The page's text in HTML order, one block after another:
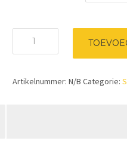
schroevendraaier
kling
Artikelnummer: N/B Categorie: